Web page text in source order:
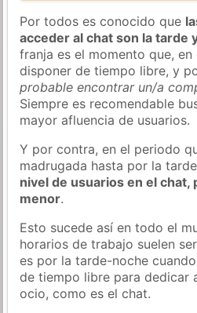
Por todos es conocido que
acceder al chat son la tarde
franja es el momento que, en
disponer de tiempo libre, y
probable encontrar un/a
Siempre es recomendable
mayor afluencia de usuarios.
Y por contra, en el periodo
madrugada hasta por la
nivel de usuarios en el chat,
menor.
Esto sucede así en todo el
horarios de trabajo suelen
es por la tarde-noche
de tiempo libre para dedicar
ocio, como es el chat.